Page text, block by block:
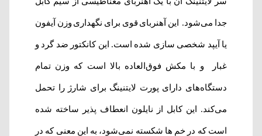
جدا می‌شود. این آهنربای قوی برای نگهداری وزن آیفون
یا آیپد شخصی سازی شده است. این کانکتور ضد گرد و
غبار و با مکش فوق‌العاده بالا است که وزن تمام
دستگاه‌های دارای پورت لایتنینگ برای شارژ را تحمل
می‌کند. این کابل از نایلون انعطاف پذیر ساخته شده
است که در خم ها شکسته نمی‌شود، به این معنی که در